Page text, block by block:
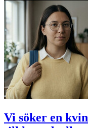
Vi söker en